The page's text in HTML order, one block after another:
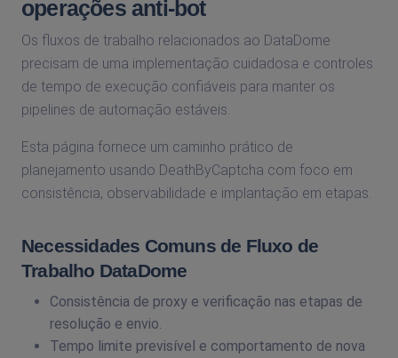
operações anti-bot
Os fluxos de trabalho relacionados ao DataDome
precisam de uma implementação cuidadosa e controles
de tempo de execução confiáveis ​​para manter os
pipelines de automação estáveis.
Esta página fornece um caminho prático de
planejamento usando DeathByCaptcha com foco em
consistência, observabilidade e implantação em etapas.
Necessidades Comuns de Fluxo de
Trabalho DataDome
Consistência de proxy e verificação nas etapas de
resolução e envio.
Tempo limite previsível e comportamento de nova